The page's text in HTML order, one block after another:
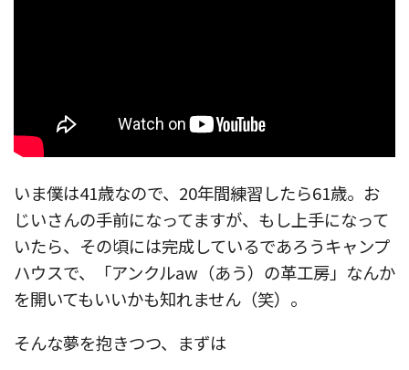
いま僕は41歳なので、20年間練習したら61歳。お
じいさんの手前になってますが、もし上手になって
いたら、その頃には完成しているであろうキャンプ
ハウスで、「アンクルaw（あう）の革工房」なんか
を開いてもいいかも知れません（笑）。
そんな夢を抱きつつ、まずは